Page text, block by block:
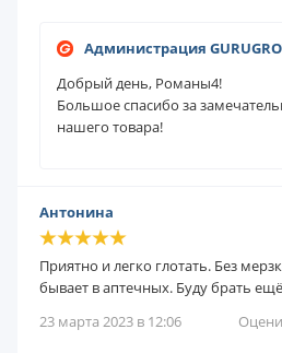
Администрация
Добрый день, Романы4!
Большое спасибо за
нашего товара!
Антонина
Приятно и легко глотать. Без
бывает в аптечных. Буду брать
23 марта 2023 в 12:06